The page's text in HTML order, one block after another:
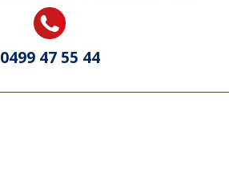
0499 47 55 44